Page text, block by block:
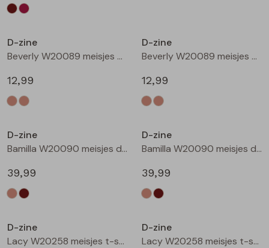
D-zine
Beverly W20089 meisjes T-shirt korte mouw Ecru
12,99
D-zine
Beverly W20089 meisjes T-shirt korte mouw Ecru melee
12,99
D-zine
Bamilla W20090 meisjes denim jack Kit
39,99
D-zine
Bamilla W20090 meisjes denim jack Bruin
39,99
D-zine
Lacy W20258 meisjes t-shirts lange mouw Bruin donker
D-zine
Lacy W20258 meisjes t-shirts lange mouw Wijnrood